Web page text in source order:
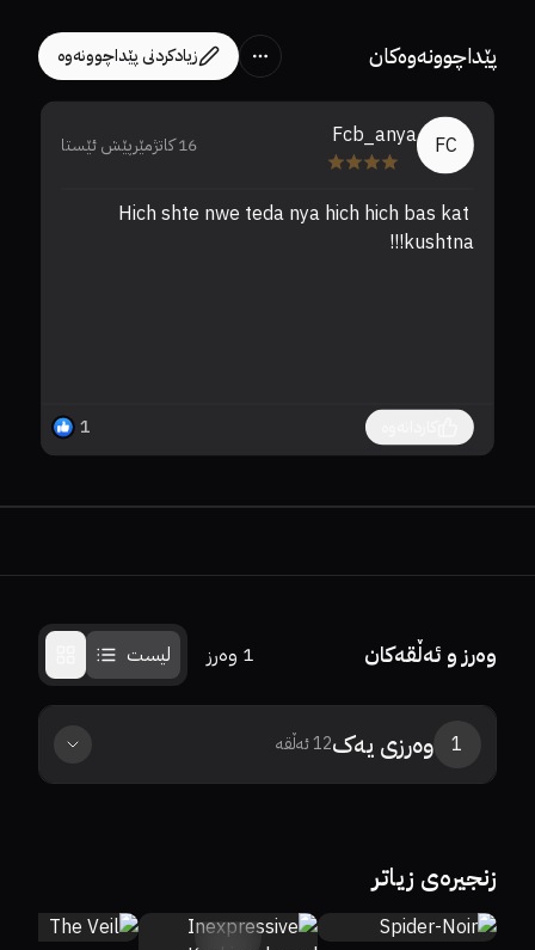
پێداچوونەوەکان زیادکردنی پێداچوونەوە
FC
Fcb_anya 16 کاتژمێرپێش ئێستا
Hich shte nwe teda nya hich hich bas kat
kushtna!!!
1
وەرز و ئەڵقەکان 1 وەرز لیست
1 وەرزی یەک12ئەڵقە
زنجیرەی زیاتر
8.2
92%
0%
6.7
0%
0%